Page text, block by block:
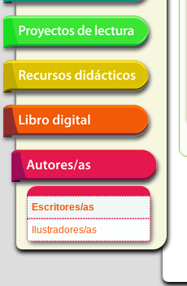
Escritores/as
Ilustradores/as